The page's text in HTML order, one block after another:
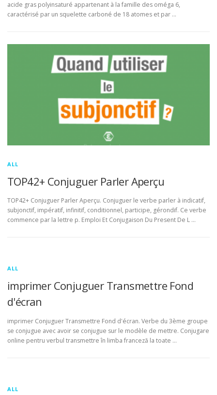
acide gras polyinsaturé appartenant à la famille des oméga 6,
caractérisé par un squelette carboné de 18 atomes et par …
ALL
TOP42+ Conjuguer Parler Aperçu
TOP42+ Conjuguer Parler Aperçu. Conjuguer le verbe parler à indicatif,
subjonctif, impératif, infinitif, conditionnel, participe, gérondif. Ce verbe
commence par la lettre p. Emploi Et Conjugaison Du Present De L …
ALL
imprimer Conjuguer Transmettre Fond
d'écran
imprimer Conjuguer Transmettre Fond d'écran. Verbe du 3ème groupe
se conjugue avec avoir se conjugue sur le modèle de mettre. Conjugare
online pentru verbul transmettre în limba franceză la toate …
ALL